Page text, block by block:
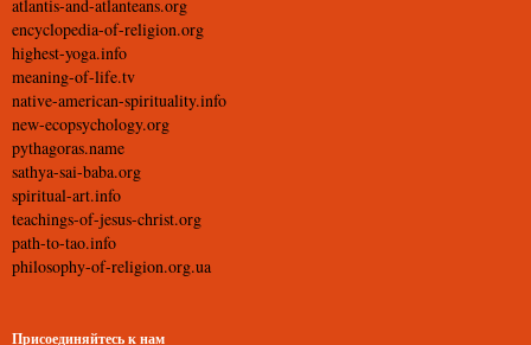
atlantis-and-atlanteans.org
encyclopedia-of-religion.org
highest-yoga.info
meaning-of-life.tv
native-american-spirituality.info
new-ecopsychology.org
pythagoras.name
sathya-sai-baba.org
spiritual-art.info
teachings-of-jesus-christ.org
path-to-tao.info
philosophy-of-religion.org.ua
Присоединяйтесь к нам